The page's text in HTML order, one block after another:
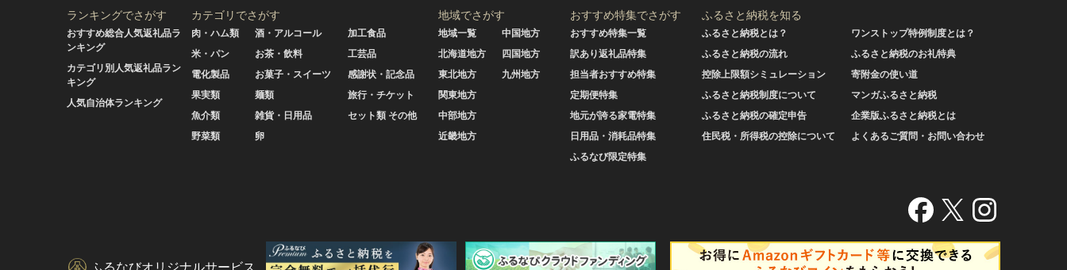
ランキングでさがす
おすすめ総合人気返礼品ラ
ンキング
カテゴリ別人気返礼品ラン
キング
人気自治体ランキング
カテゴリでさがす
肉・ハム類
米・パン
電化製品
果実類
魚介類
野菜類
酒・アルコール
お茶・飲料
お菓子・スイーツ
麺類
雑貨・日用品
卵
加工食品
工芸品
感謝状・記念品
旅行・チケット
セット類 その他
地域でさがす
地域一覧
北海道地方
東北地方
関東地方
中部地方
近畿地方
中国地方
四国地方
九州地方
おすすめ特集でさがす
おすすめ特集一覧
訳あり返礼品特集
担当者おすすめ特集
定期便特集
地元が誇る家電特集
日用品・消耗品特集
ふるなび限定特集
ふるさと納税を知る
ふるさと納税とは？
ふるさと納税の流れ
控除上限額シミュレーション
ふるさと納税制度について
ふるさと納税の確定申告
住民税・所得税の控除について
ワンストップ特例制度とは？
ふるさと納税のお礼特典
寄附金の使い道
マンガふるさと納税
企業版ふるさと納税とは
よくあるご質問・お問い合わせ